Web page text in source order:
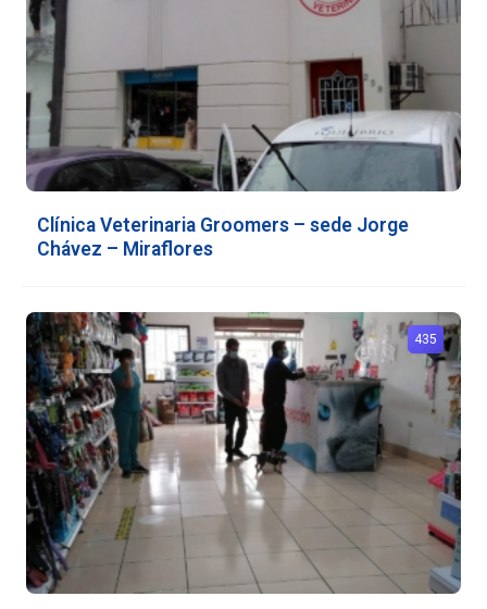
Clínica Veterinaria Groomers – sede Jorge
Chávez – Miraflores
435